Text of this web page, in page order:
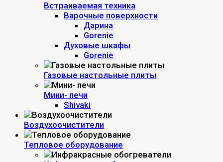
Встраиваемая техника
Варочные поверхности
Дарина
Gorenie
Духовые шкафы
Gorenie
Газовые настольные плиты
Мини- печи
Shivaki
Воздухоочистители
Тепловое оборудование